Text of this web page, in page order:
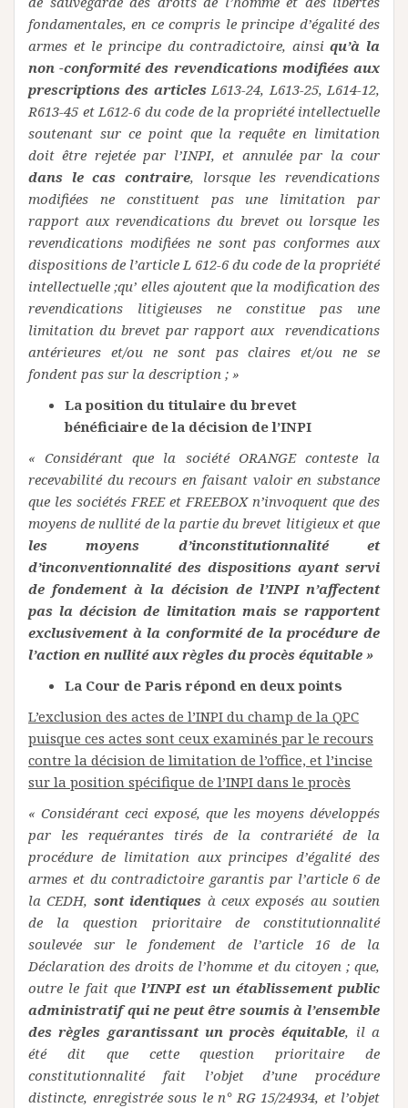
fondamentales, en ce compris le principe d’égalité des
armes et le principe du contradictoire, ainsiqu’à la
non -conformité des revendications modifiées aux
prescriptions des articlesL613-24, L613-25, L614-12,
R613-45 et L612-6 du code de la propriété intellectuelle
soutenant sur ce point que la requête en limitation
doit être rejetée par l’INPI, et annulée par la cour
dans le cas contraire, lorsque les revendications
modifiées ne constituent pas une limitation par
rapport aux revendications du brevet ou lorsque les
revendications modifiées ne sont pas conformes aux
dispositions de l’article L 612-6 du code de la propriété
intellectuelle ;qu’ elles ajoutent que la modification des
revendications litigieuses ne constitue pas une
limitation du brevet par rapport aux revendications
antérieures et/ou ne sont pas claires et/ou ne se
fondent pas sur la description ; »
La position du titulaire du brevet
bénéficiaire de la décision de l’INPI
« Considérant que la société ORANGE conteste la
recevabilité du recours en faisant valoir en substance
que les sociétés FREE et FREEBOX n’invoquent que des
moyens de nullité de la partie du brevet litigieux et que
les moyens d’inconstitutionnalité et
d’inconventionnalité des dispositions ayant servi
de fondement à la décision de l’INPI n’affectent
pas la décision de limitation mais se rapportent
exclusivement à la conformité de la procédure de
l’action en nullité aux règles du procès équitable »
La Cour de Paris répond en deux points
L’exclusion des actes de l’INPI du champ de la QPC
puisque ces actes sont ceux examinés par le recours
contre la décision de limitation de l’office, et l’incise
sur la position spécifique de l’INPI dans le procès
« Considérant ceci exposé, que les moyens développés
par les requérantes tirés de la contrariété de la
procédure de limitation aux principes d’égalité des
armes et du contradictoire garantis par l’article 6 de
la CEDH, sont identiques à ceux exposés au soutien
de la question prioritaire de constitutionnalité
soulevée sur le fondement de l’article 16 de la
Déclaration des droits de l’homme et du citoyen ; que,
outre le fait quel’INPI est un établissement public
administratif qui ne peut être soumis à l’ensemble
des règles garantissant un procès équitable, il a
été dit que cette question prioritaire de
constitutionnalité fait l’objet d’une procédure
distincte, enregistrée sous le n° RG 15/24934, et l’objet